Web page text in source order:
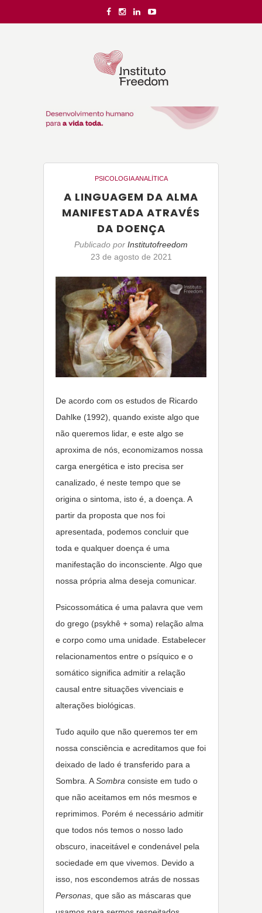
PSICOLOGIA ANALÍTICA
A LINGUAGEM DA ALMA
MANIFESTADA ATRAVÉS
DA DOENÇA
Publicado por Institutofreedom
23 de agosto de 2021
De acordo com os estudos de Ricardo
Dahlke (1992), quando existe algo que
não queremos lidar, e este algo se
aproxima de nós, economizamos nossa
carga energética e isto precisa ser
canalizado, é neste tempo que se
origina o sintoma, isto é, a doença. A
partir da proposta que nos foi
apresentada, podemos concluir que
toda e qualquer doença é uma
manifestação do inconsciente. Algo que
nossa própria alma deseja comunicar.
Psicossomática é uma palavra que vem
do grego (psykhê + soma) relação alma
e corpo como uma unidade. Estabelecer
relacionamentos entre o psíquico e o
somático significa admitir a relação
causal entre situações vivenciais e
alterações biológicas.
Tudo aquilo que não queremos ter em
nossa consciência e acreditamos que foi
deixado de lado é transferido para a
Sombra. ASombra consiste em tudo o
que não aceitamos em nós mesmos e
reprimimos. Porém é necessário admitir
que todos nós temos o nosso lado
obscuro, inaceitável e condenável pela
sociedade em que vivemos. Devido a
isso, nos escondemos atrás de nossas
Personas , que são as máscaras que